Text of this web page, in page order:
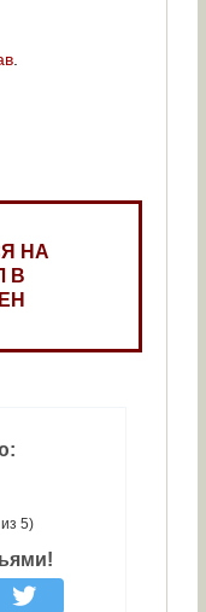
НА
В
5)